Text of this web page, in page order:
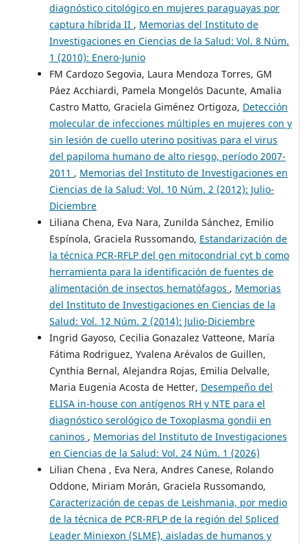
diagnóstico citológico en mujeres paraguayas por
captura híbrida II , Memorias del Instituto de
Investigaciones en Ciencias de la Salud: Vol. 8 Núm.
1 (2010): Enero-Junio
FM Cardozo Segovia, Laura Mendoza Torres, GM
Páez Acchiardi, Pamela Mongelós Dacunte, Amalia
Castro Matto, Graciela Giménez Ortigoza, Detección
molecular de infecciones múltiples en mujeres con y
sin lesión de cuello uterino positivas para el virus
del papiloma humano de alto riesgo, período 2007-
2011 , Memorias del Instituto de Investigaciones en
Ciencias de la Salud: Vol. 10 Núm. 2 (2012): Julio-
Diciembre
Liliana Chena, Eva Nara, Zunilda Sánchez, Emilio
Espínola, Graciela Russomando, Estandarización de
la técnica PCR-RFLP del gen mitocondrial cyt b como
herramienta para la identificación de fuentes de
alimentación de insectos hematófagos , Memorias
del Instituto de Investigaciones en Ciencias de la
Salud: Vol. 12 Núm. 2 (2014): Julio-Diciembre
Ingrid Gayoso, Cecilia Gonazalez Vatteone, María
Fátima Rodriguez, Yvalena Arévalos de Guillen,
Cynthia Bernal, Alejandra Rojas, Emilia Delvalle,
Maria Eugenia Acosta de Hetter, Desempeño del
ELISA in-house con antígenos RH y NTE para el
diagnóstico serológico de Toxoplasma gondii en
caninos , Memorias del Instituto de Investigaciones
en Ciencias de la Salud: Vol. 24 Núm. 1 (2026)
Lilian Chena , Eva Nera, Andres Canese, Rolando
Oddone, Miriam Morán, Graciela Russomando,
Caracterización de cepas de Leishmania, por medio
de la técnica de PCR-RFLP de la región del Spliced
Leader Miniexon (SLME), aisladas de humanos y